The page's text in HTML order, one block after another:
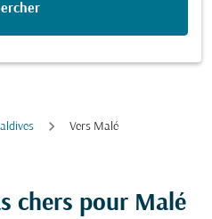
Vers Malé
chers pour Malé